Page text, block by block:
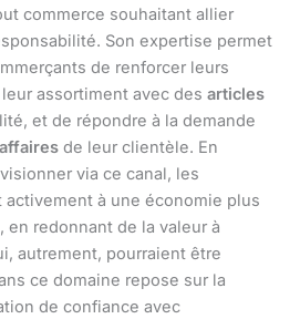
commerce souhaitant allier
Son expertise permet
de renforcer leurs
assortiment avec des articles
et de répondre à la demande
de leur clientèle. En
via ce canal, les
à une économie plus
redonnant de la valeur à
autrement, pourraient être
ce domaine repose sur la
de confiance avec